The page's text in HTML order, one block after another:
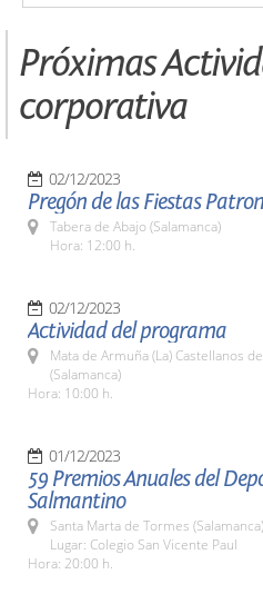
Próximas
corporativa
02/12/2023
Pregón de las Fiestas
Tabera de Abajo (Salamanca)
Hora: 12:00 h.
02/12/2023
Actividad del programa
Mata de Armuña (La) Castellanos
(Salamanca)
Hora: 10:00 h.
01/12/2023
59 Premios Anuales del
Salmantino
Santa Marta de Tormes (Salamanca)
Lugar: Colegio San Vicente Paul
Hora: 20:00 h.